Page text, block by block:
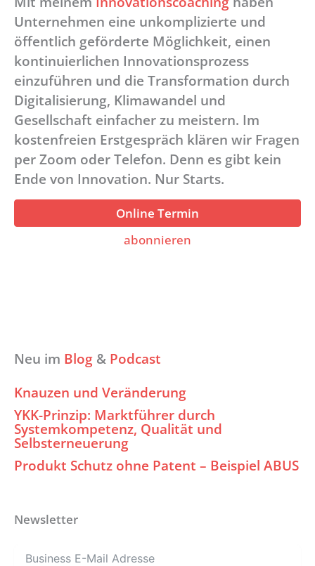
Unternehmen eine unkomplizierte und
öffentlich geförderte Möglichkeit, einen
kontinuierlichen Innovationsprozess
einzuführen und die Transformation durch
Digitalisierung, Klimawandel und
Gesellschaft einfacher zu meistern. Im
kostenfreien Erstgespräch klären wir Fragen
per Zoom oder Telefon. Denn es gibt kein
Ende von Innovation. Nur Starts.
Online Termin
abonnieren
Neu im Blog & Podcast
Knauzen und Veränderung
YKK-Prinzip: Marktführer durch
Systemkompetenz, Qualität und
Selbsterneuerung
Produkt Schutz ohne Patent – Beispiel ABUS
Newsletter